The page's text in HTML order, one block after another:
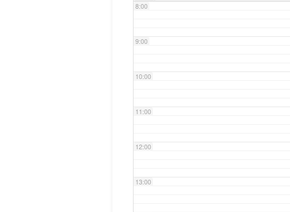
8:00
9:00
10:00
11:00
12:00
13:00